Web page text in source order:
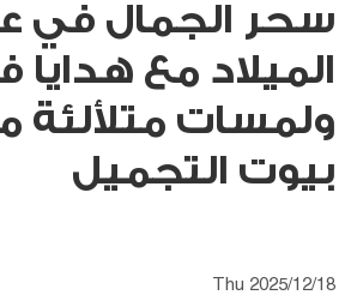
سحر الجمال في
الميلاد مع هدايا
ولمسات متلألئة
بيوت التجميل
Thu 2025/12/18